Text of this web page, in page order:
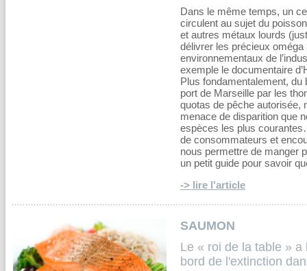
Dans le même temps, un
circulent au sujet du
et autres métaux lourds
délivrer les précieux
environnementaux de
exemple le documentaire
Plus fondamentalement, du
port de Marseille par les
quotas de pêche autorisée,
menace de disparition que
espèces les plus
de consommateurs et
nous permettre de manger
un petit guide pour savoir
-> lire l'article
SAUMON
Le « roi de la table »
bord de l'extinction